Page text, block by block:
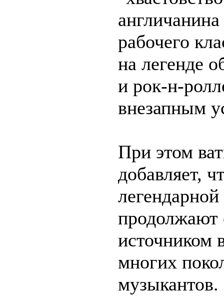
рабочего
на легенде
и рок-н-
внезапным
При этом
добавляет,
продолжают
источником
многих
музыкантов.